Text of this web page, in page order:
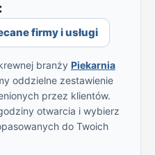
firmy i usługi
branży Piekarnia
oddzielne zestawienie
przez klientów.
otwarcia i wybierz
do Twoich